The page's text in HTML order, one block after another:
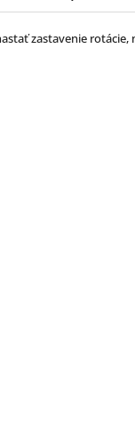
zastavenie rotácie,